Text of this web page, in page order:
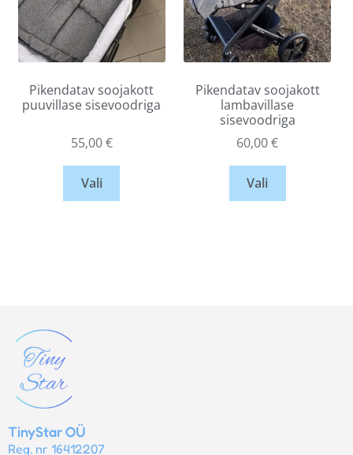
Pikendatav soojakott
puuvillase sisevoodriga
55,00€
Vali
Pikendatav soojakott
lambavillase
sisevoodriga
60,00€
Vali
TinyStar OÜ
Reg. nr 16412207